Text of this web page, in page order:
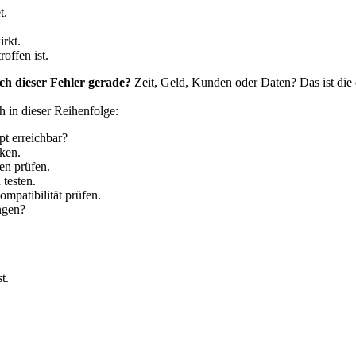
ist.
dieser Fehler gerade? Zeit, Geld, Kunden oder Daten? Das ist
in dieser Reihenfolge:
erreichbar?
prüfen.
prüfen.